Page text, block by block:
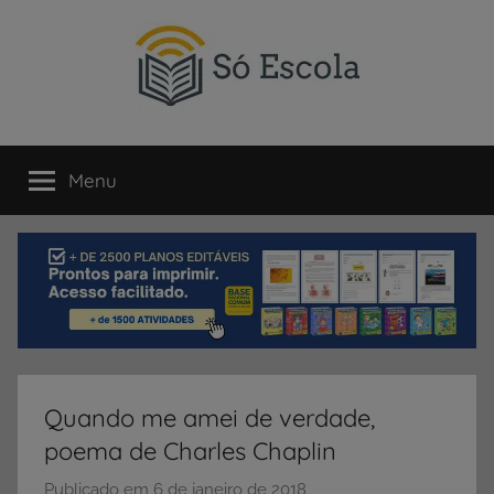
SÓ
ESCOLA
um
portal
direcionado
compartilhamento
dicas
Menu
Quando me amei de verdade,
poema de Charles Chaplin
Publicado em 6 de janeiro de 2018